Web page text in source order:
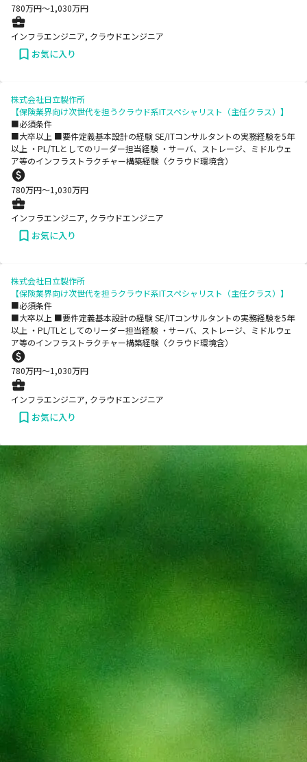
780万円〜1,030万円
インフラエンジニア, クラウドエンジニア
お気に入り
株式会社日立製作所
【保険業界向け次世代を担うクラウド系ITスペシャリスト（主任クラス）】
■必須条件
■大卒以上 ■要件定義基本設計の経験 SE/ITコンサルタントの実務経験を5年
以上 ・PL/TLとしてのリーダー担当経験 ・サーバ、ストレージ、ミドルウェ
ア等のインフラストラクチャー構築経験（クラウド環境含）
780万円〜1,030万円
インフラエンジニア, クラウドエンジニア
お気に入り
株式会社日立製作所
【保険業界向け次世代を担うクラウド系ITスペシャリスト（主任クラス）】
■必須条件
■大卒以上 ■要件定義基本設計の経験 SE/ITコンサルタントの実務経験を5年
以上 ・PL/TLとしてのリーダー担当経験 ・サーバ、ストレージ、ミドルウェ
ア等のインフラストラクチャー構築経験（クラウド環境含）
780万円〜1,030万円
インフラエンジニア, クラウドエンジニア
お気に入り